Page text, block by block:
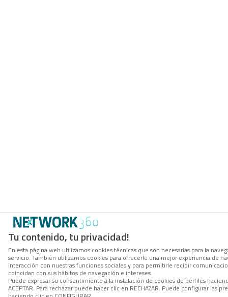
Tu contenido, tu privacidad!
En esta página web utilizamos cookies técnicas que son necesarias para la
servicio. También utilizamos cookies para ofrecerle una mejor experiencia de
interacción con nuestras funciones sociales y para permitirle recibir
coincidan con sus hábitos de navegación e intereses.
Puede expresar su consentimiento a la instalación de cookies de perfiles
ACEPTAR. Para rechazar puede hacer clic en RECHAZAR. Puede configurar las